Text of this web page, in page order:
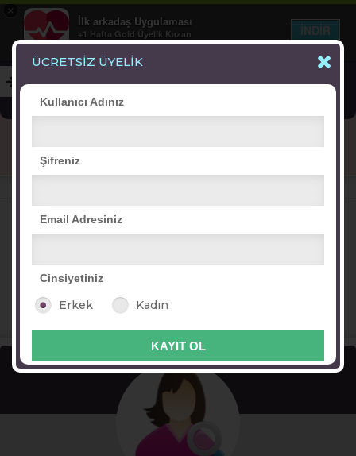
×
İlk arkadaş Uygulaması
+1 Hafta Gold Üyelik Kazan
Bedava - com.ilk.arkadas
İNDİR
Online Erkekler(392)
nergis şeyla sümeyye94
ÜCRETSİZ ÜYELİK
Kullanıcı Adınız
Şifreniz
Email Adresiniz
Cinsiyetiniz
Erkek Kadın